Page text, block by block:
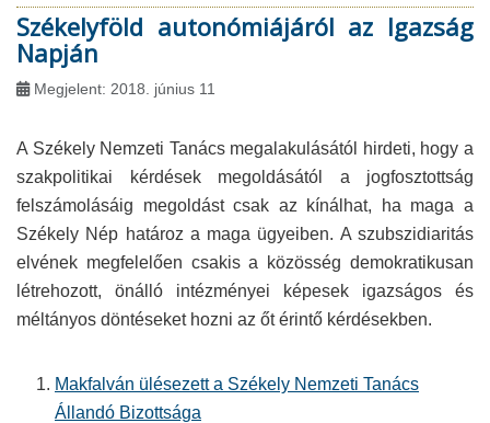
Székelyföld autonómiájáról az Igazság
Napján
Megjelent: 2018. június 11
A Székely Nemzeti Tanács megalakulásától hirdeti, hogy a
szakpolitikai kérdések megoldásától a jogfosztottság
felszámolásáig megoldást csak az kínálhat, ha maga a
Székely Nép határoz a maga ügyeiben. A szubszidiaritás
elvének megfelelően csakis a közösség demokratikusan
létrehozott, önálló intézményei képesek igazságos és
méltányos döntéseket hozni az őt érintő kérdésekben.
Makfalván ülésezett a Székely Nemzeti Tanács
Állandó Bizottsága